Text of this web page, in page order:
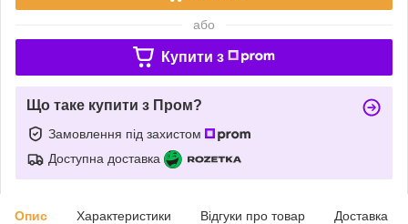
або
Купити з
Що таке купити з Пром?
Замовлення під захистом
Доступна доставка
Опис Характеристики Відгуки про товар Доставка